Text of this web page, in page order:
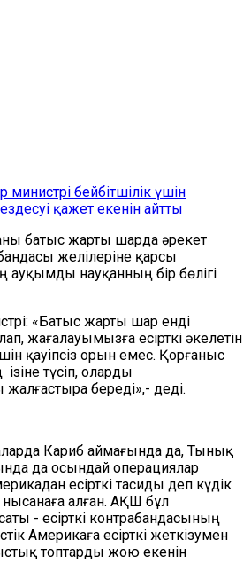
министрі бейбітшілік үшін
қажет екенін айтты
батыс жарты шарда әрекет
желілеріне қарсы
ауқымды науқанның бір бөлігі
«Батыс жарты шар енді
жағалауымызға есірткі әкелетін
қауіпсіз орын емес. Қорғаныс
түсіп, оларды
береді»,- деді.
Кариб аймағында да, Тынық
да осындай операциялар
есірткі тасиды деп күдік
алған. АҚШ бұл
- есірткі контрабандасының
Америкаға есірткі жеткізумен
топтарды жою екенін